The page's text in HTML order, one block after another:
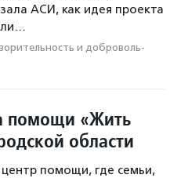
АСИ, как идея проекта
и доброволь­
помощи «Жить
области
помощи, где семьи,